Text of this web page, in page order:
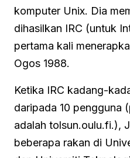
komputer Unix. Dia
dihasilkan IRC (untuk
pertama kali
Ogos 1988.
Ketika IRC kadang-
daripada 10 pengguna
adalah tolsun.oulu.fi.),
beberapa rakan di